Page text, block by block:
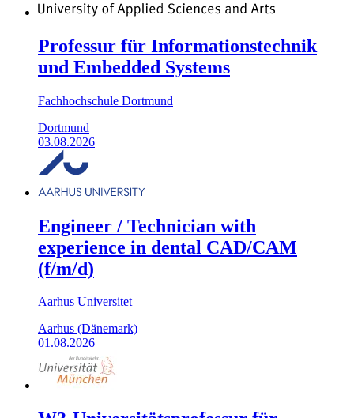
Professur für Informationstechnik
und Embedded Systems
Fachhochschule Dortmund
Dortmund
03.08.2026
Engineer / Technician with
experience in dental CAD/CAM
(f/m/d)
Aarhus Universitet
Aarhus (Dänemark)
01.08.2026